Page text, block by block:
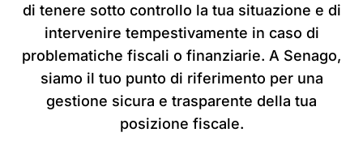
di tenere sotto controllo la tua situazione e di
intervenire tempestivamente in caso di
problematiche fiscali o finanziarie. A Senago,
siamo il tuo punto di riferimento per una
gestione sicura e trasparente della tua
posizione fiscale.